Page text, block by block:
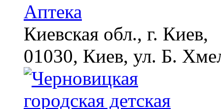
Этот трюк уничтожает
грибок за 5 дней!
i
Ролик из Омска: вы
Аптека
Киевская обл., г. Киев,
01030, Киев, ул. Б.